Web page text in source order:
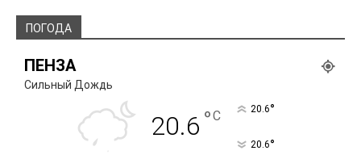
ПОГОДА
ПЕНЗА
Сильный Дождь
20.6 °C 20.6°
20.6°